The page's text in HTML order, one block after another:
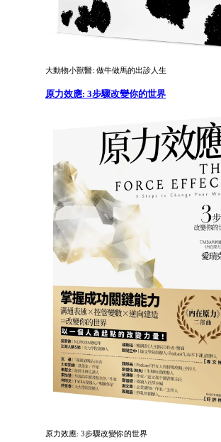
大動物小獸醫: 做牛做馬的出診人生
原力效應: 3步驟改變你的世界
原力效應: 3步驟改變你的世界